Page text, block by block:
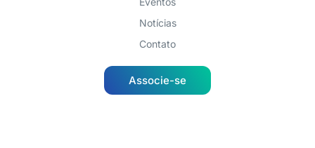
Notícias
Contato
Associe-se